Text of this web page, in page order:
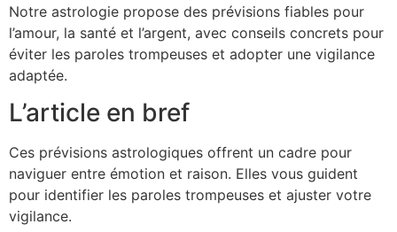
Notre astrologie propose des prévisions fiables pour
l’amour, la santé et l’argent, avec conseils concrets pour
éviter les paroles trompeuses et adopter une vigilance
adaptée.
L’article en bref
Ces prévisions astrologiques offrent un cadre pour
naviguer entre émotion et raison. Elles vous guident
pour identifier les paroles trompeuses et ajuster votre
vigilance.